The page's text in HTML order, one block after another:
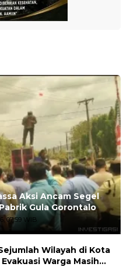
Aksi Ancam Segel
Gula Gorontalo
07:59 WIB
Wilayah di Kota
Warga Masih